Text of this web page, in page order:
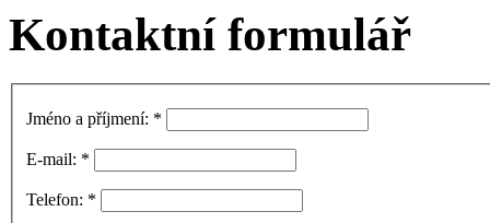
Kontaktní formulář
Jméno a příjmení: *
E-mail: *
Telefon: *